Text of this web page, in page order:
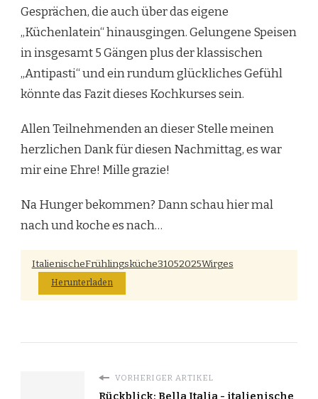
Gesprächen, die auch über das eigene
„Küchenlatein“ hinausgingen. Gelungene Speisen
in insgesamt 5 Gängen plus der klassischen
„Antipasti“ und ein rundum glückliches Gefühl
könnte das Fazit dieses Kochkurses sein.
Allen Teilnehmenden an dieser Stelle meinen
herzlichen Dank für diesen Nachmittag, es war
mir eine Ehre! Mille grazie!
Na Hunger bekommen? Dann schau hier mal
nach und koche es nach…
ItalienischeFrühlingsküche31052025Wirges
Herunterladen
VORHERIGER ARTIKEL
Rückblick: Bella Italia - italienische